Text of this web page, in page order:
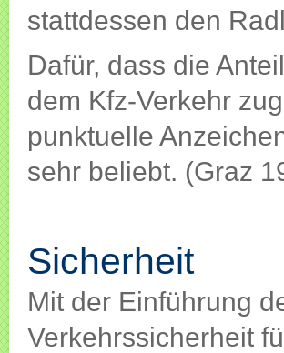
stattdessen den
Dafür, dass die
dem Kfz-Verkehr
punktuelle
sehr beliebt. (Graz
Sicherheit
Mit der Einführung
Verkehrssicherheit